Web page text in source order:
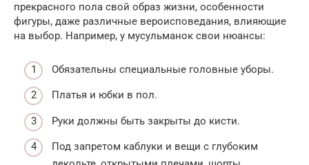
прекрасного пола свой образ жизни, особенности
фигуры, даже различные вероисповедания, влияющие
на выбор. Например, у мусульманок свои нюансы:
Обязательны специальные головные уборы.
Платья и юбки в пол.
Руки должны быть закрыты до кисти.
Под запретом каблуки и вещи с глубоким